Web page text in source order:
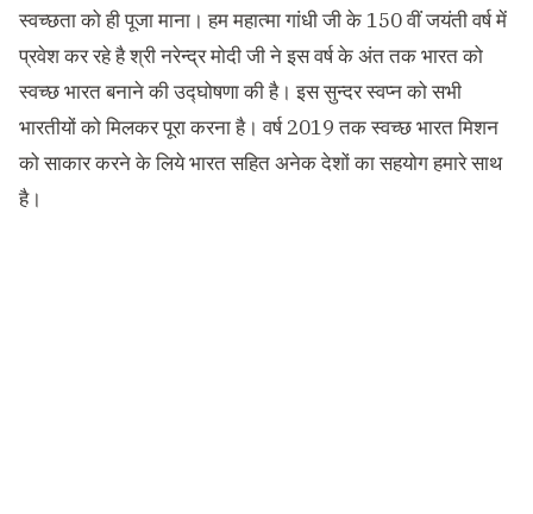
स्वच्छता को ही पूजा माना। हम महात्मा गांधी जी के 150 वीं जयंती वर्ष में
प्रवेश कर रहे है श्री नरेन्द्र मोदी जी ने इस वर्ष के अंत तक भारत को
स्वच्छ भारत बनाने की उद्घोषणा की है। इस सुन्दर स्वप्न को सभी
भारतीयों को मिलकर पूरा करना है। वर्ष 2019 तक स्वच्छ भारत मिशन
को साकार करने के लिये भारत सहित अनेक देशों का सहयोग हमारे साथ
है।